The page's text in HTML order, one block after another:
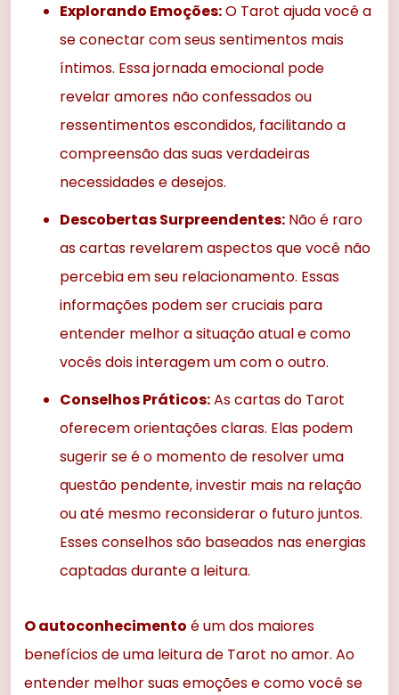
Explorando Emoções:O Tarot ajuda você a
se conectar com seus sentimentos mais
íntimos. Essa jornada emocional pode
revelar amores não confessados ou
ressentimentos escondidos, facilitando a
compreensão das suas verdadeiras
necessidades e desejos.
Descobertas Surpreendentes: Não é raro
as cartas revelarem aspectos que você não
percebia em seu relacionamento. Essas
informações podem ser cruciais para
entender melhor a situação atual e como
vocês dois interagem um com o outro.
Conselhos Práticos:As cartas do Tarot
oferecem orientações claras. Elas podem
sugerir se é o momento de resolver uma
questão pendente, investir mais na relação
ou até mesmo reconsiderar o futuro juntos.
Esses conselhos são baseados nas energias
captadas durante a leitura.
O autoconhecimento é um dos maiores
benefícios de uma leitura de Tarot no amor. Ao
entender melhor suas emoções e como você se